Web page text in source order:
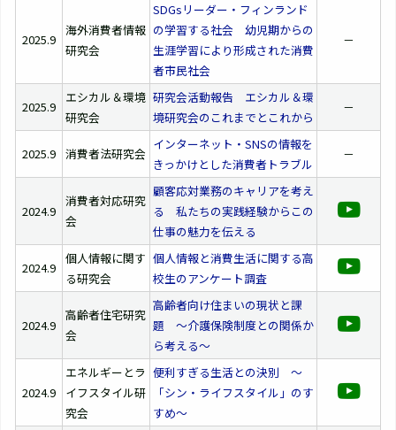
2025.9
海外消費者情報
研究会
SDGsリーダー・フィンランド
の学習する社会 幼児期からの
生涯学習により形成された消費
者市民社会
－
2025.9
エシカル＆環境
研究会
研究会活動報告 エシカル＆環
境研究会のこれまでとこれから
－
2025.9 消費者法研究会
インターネット・SNSの情報を
きっかけとした消費者トラブル
－
2024.9
消費者対応研究
会
顧客応対業務のキャリアを考え
る 私たちの実践経験からこの
仕事の魅力を伝える
2024.9
個人情報に関す
る研究会
個人情報と消費生活に関する高
校生のアンケート調査
2024.9
高齢者住宅研究
会
高齢者向け住まいの現状と課
題 ～介護保険制度との関係か
ら考える～
2024.9
エネルギーとラ
イフスタイル研
究会
便利すぎる生活との決別 ～
「シン・ライフスタイル」のす
すめ～